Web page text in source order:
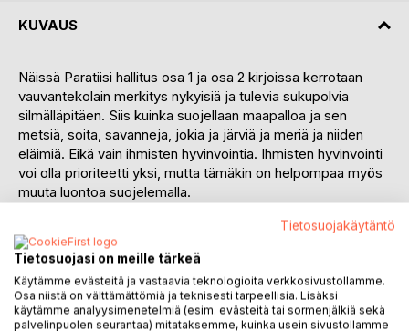
KUVAUS
Näissä Paratiisi hallitus osa 1 ja osa 2 kirjoissa kerrotaan
vauvantekolain merkitys nykyisiä ja tulevia sukupolvia
silmälläpitäen. Siis kuinka suojellaan maapalloa ja sen
metsiä, soita, savanneja, jokia ja järviä ja meriä ja niiden
eläimiä. Eikä vain ihmisten hyvinvointia. Ihmisten hyvinvointi
voi olla prioriteetti yksi, mutta tämäkin on helpompaa myös
muuta luontoa suojelemalla.
Ja metsiä voi uudelleen istuttaa. Ja pienempää
ihmispopulaatiota on helpompi palvella.
Tässä osa 2:ssa kerrotaan myös maapallon taloudesta ja
yritystoiminnasta ja miten niiden tulisi toimia, kun on
pienempi ihmismäärä palveltavana.
Tietosuojakäytäntö
Tietosuojasi on meille tärkeä
Käytämme evästeitä ja vastaavia teknologioita verkkosivustollamme.
Osa niistä on välttämättömiä ja teknisesti tarpeellisia. Lisäksi
käytämme analyysimenetelmiä (esim. evästeitä tai sormenjälkiä sekä
palvelinpuolen seurantaa) mitataksemme, kuinka usein sivustollamme